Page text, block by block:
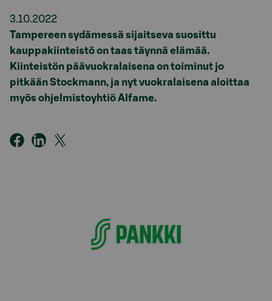
3.10.2022
Tampereen sydämessä sijaitseva suosittu
kauppakiinteistö on taas täynnä elämää.
Kiinteistön päävuokralaisena on toiminut jo
pitkään Stockmann, ja nyt vuokralaisena aloittaa
myös ohjelmistoyhtiö Alfame.